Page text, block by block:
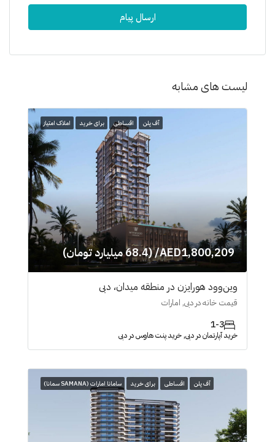
ارسال پیام
لیست های مشابه
آف پلن اقساطی برای خرید املاک امتیاز
AED1,800,209/ (68.4 میلیارد تومان)
وین‌وود هورایزن در منطقه میدان، دبی
قیمت خانه در دبی, امارات
1-3
خرید آپارتمان در دبی, خرید پنت هاوس در دبی
آف پلن اقساطی برای خرید سامانا امارات (SAMANA سمانا)